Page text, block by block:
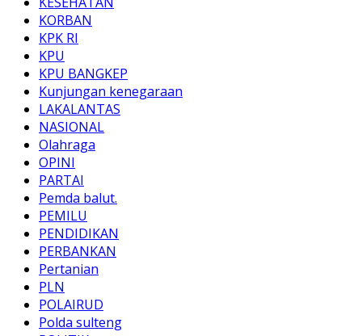
KORBAN
KPK RI
KPU
KPU BANGKEP
Kunjungan kenegaraan
LAKALANTAS
NASIONAL
Olahraga
OPINI
PARTAI
Pemda balut.
PEMILU
PENDIDIKAN
PERBANKAN
Pertanian
PLN
POLAIRUD
Polda sulteng